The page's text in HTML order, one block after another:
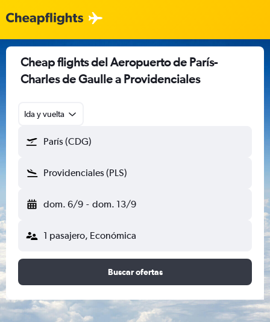
Cheap flights del Aeropuerto de París-
Charles de Gaulle a Providenciales
Ida y vuelta
París (CDG)
Providenciales (PLS)
dom. 6/9 - dom. 13/9
1 pasajero, Económica
Buscar ofertas